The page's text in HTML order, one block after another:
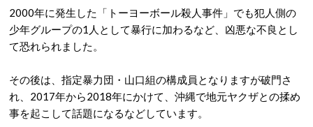
2000年に発生した「トーヨーボール殺人事件」でも犯人側の
少年グループの1人として暴行に加わるなど、凶悪な不良とし
て恐れられました。
その後は、指定暴力団・山口組の構成員となりますが破門さ
れ、2017年から2018年にかけて、沖縄で地元ヤクザとの揉め
事を起こして話題になるなどしています。